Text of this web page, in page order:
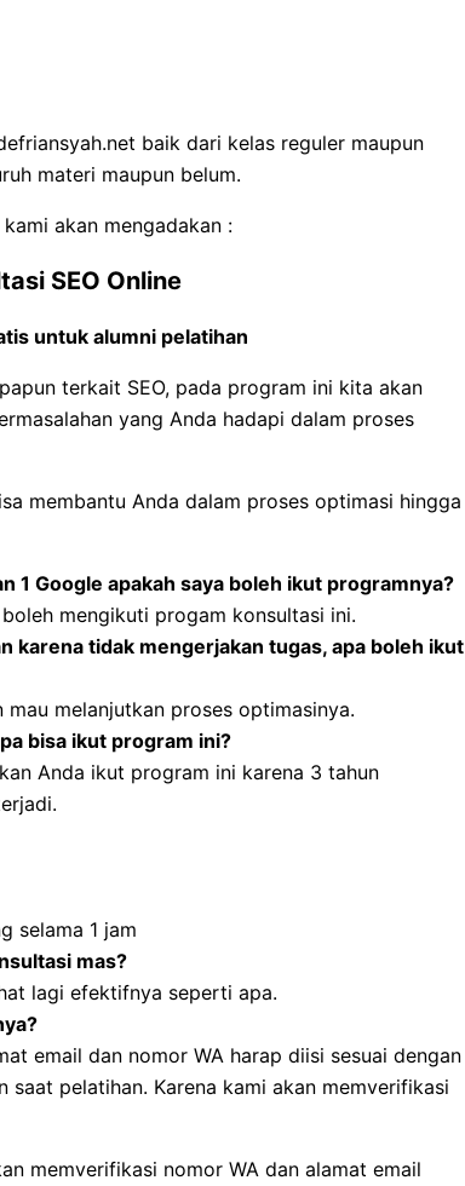
baik dari kelas reguler maupun
materi maupun belum.
akan mengadakan :
SEO Online
untuk alumni pelatihan
terkait SEO, pada program ini kita akan
yang Anda hadapi dalam proses
membantu Anda dalam proses optimasi hingga
1 Google apakah saya boleh ikut programnya?
mengikuti progam konsultasi ini.
karena tidak mengerjakan tugas, apa boleh ikut
melanjutkan proses optimasinya.
bisa ikut program ini?
Anda ikut program ini karena 3 tahun
selama 1 jam
mas?
lagi efektifnya seperti apa.
email dan nomor WA harap diisi sesuai dengan
saat pelatihan. Karena kami akan memverifikasi
memverifikasi nomor WA dan alamat email